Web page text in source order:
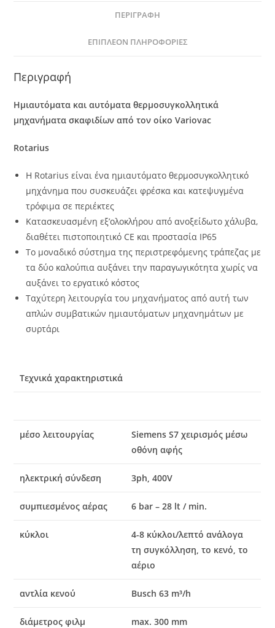
ΠΕΡΙΓΡΑΦΉ
ΕΠΙΠΛΈΟΝ ΠΛΗΡΟΦΟΡΊΕΣ
Περιγραφή
Ημιαυτόματα και αυτόματα θερμοσυγκολλητικά
μηχανήματα σκαφιδίων από τον οίκοVariovac
Rotarius
Η Rotarius είναι ένα ημιαυτόματο θερμοσυγκολλητικό
μηχάνημα που συσκευάζει φρέσκα και κατεψυγμένα
τρόφιμα σε περιέκτες
Κατασκευασμένη εξ’ολοκλήρου από ανοξείδωτο χάλυβα,
διαθέτει πιστοποιητικό CE και προστασία IP65
Το μοναδικό σύστημα της περιστρεφόμενης τράπεζας με
τα δύο καλούπια αυξάνει την παραγωγικότητα χωρίς να
αυξάνει το εργατικό κόστος
Ταχύτερη λειτουργία του μηχανήματος από αυτή των
απλών συμβατικών ημιαυτόματων μηχανημάτων με
συρτάρι
Τεχνικά χαρακτηριστικά
μέσο λειτουργίας
Siemens S7 χειρισμός μέσω
οθόνη αφής
ηλεκτρική σύνδεση 3ph, 400V
συμπιεσμένος αέρας 6 bar – 28 lt / min.
κύκλοι
4-8 κύκλοι/λεπτό ανάλογα
τη συγκόλληση, το κενό, το
αέριο
αντλία κενού Busch 63 m³/h
διάμετρος φιλμ max. 300 mm